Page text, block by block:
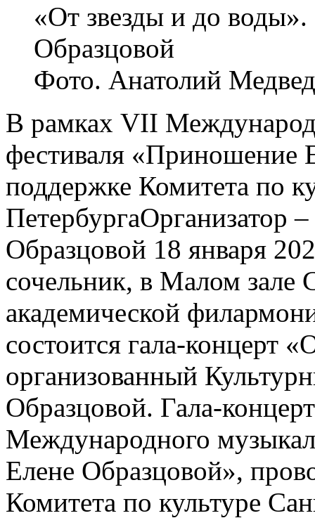
«От звезды и до
Образцовой
Фото. Анатолий
В рамках VII
фестиваля «Приношение
поддержке Комитета по
ПетербургаОрганизатор
Образцовой 18 января
сочельник, в Малом зале
академической
состоится гала-концерт
организованный
Образцовой. Гала-
Международного
Елене Образцовой»,
Комитета по культуре